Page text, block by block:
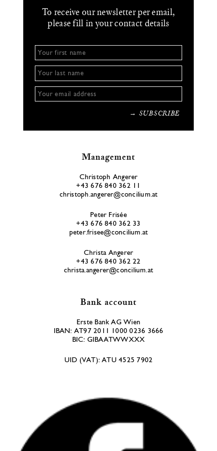
To receive our newsletter per email,
please fill in your contact details
Management
Christoph Angerer
+43 676 840 362 11
christoph.angerer@concilium.at
Peter Frisée
+43 676 840 362 33
peter.frisee@concilium.at
Christa Angerer
+43 676 840 362 22
christa.angerer@concilium.at
Bank account
Erste Bank AG Wien
IBAN: AT97 2011 1000 0236 3666
BIC: GIBAATWWXXX
UID (VAT): ATU 4525 7902